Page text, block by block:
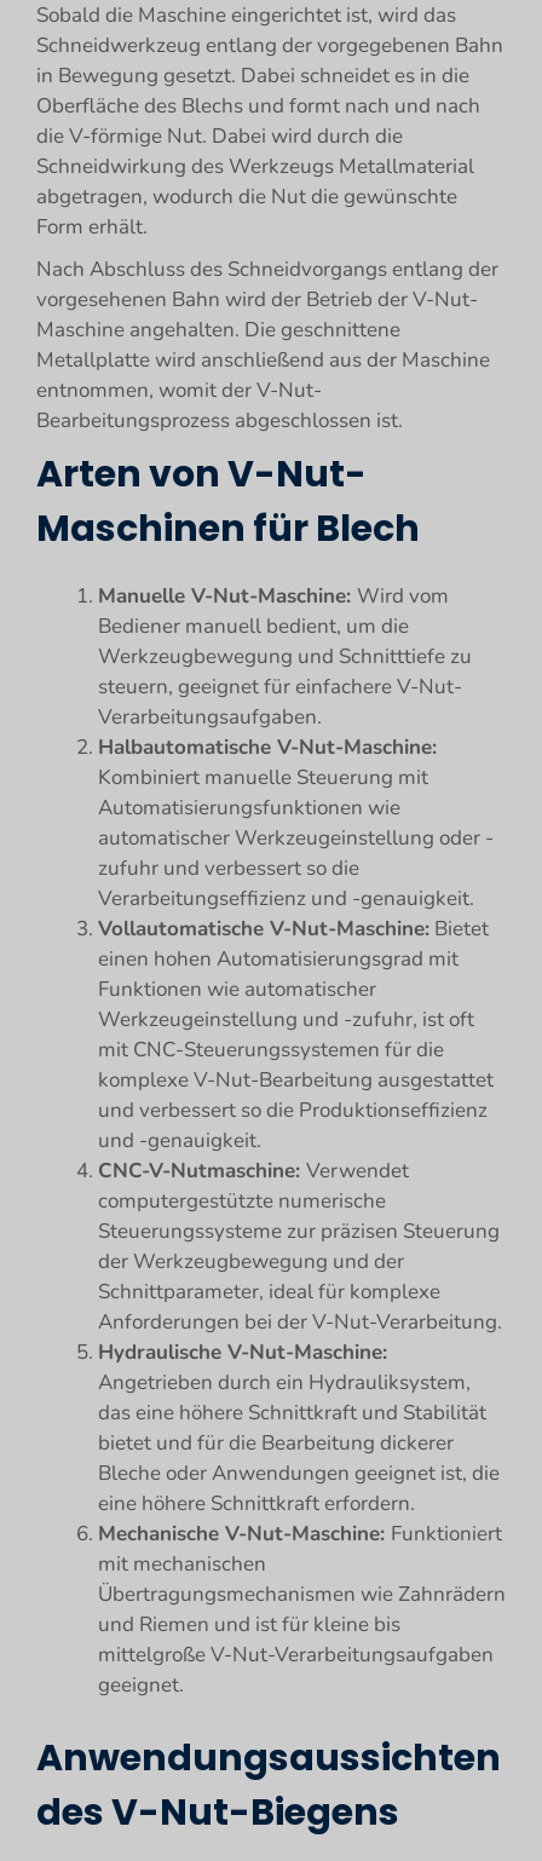
Sobald die Maschine eingerichtet ist, wird das
Schneidwerkzeug entlang der vorgegebenen Bahn
in Bewegung gesetzt. Dabei schneidet es in die
Oberfläche des Blechs und formt nach und nach
die V-förmige Nut. Dabei wird durch die
Schneidwirkung des Werkzeugs Metallmaterial
abgetragen, wodurch die Nut die gewünschte
Form erhält.
Nach Abschluss des Schneidvorgangs entlang der
vorgesehenen Bahn wird der Betrieb der V-Nut-
Maschine angehalten. Die geschnittene
Metallplatte wird anschließend aus der Maschine
entnommen, womit der V-Nut-
Bearbeitungsprozess abgeschlossen ist.
Arten von V-Nut-
Maschinen für Blech
Manuelle V-Nut-Maschine: Wird vom
Bediener manuell bedient, um die
Werkzeugbewegung und Schnitttiefe zu
steuern, geeignet für einfachere V-Nut-
Verarbeitungsaufgaben.
Halbautomatische V-Nut-Maschine:
Kombiniert manuelle Steuerung mit
Automatisierungsfunktionen wie
automatischer Werkzeugeinstellung oder -
zufuhr und verbessert so die
Verarbeitungseffizienz und -genauigkeit.
Vollautomatische V-Nut-Maschine: Bietet
einen hohen Automatisierungsgrad mit
Funktionen wie automatischer
Werkzeugeinstellung und -zufuhr, ist oft
mit CNC-Steuerungssystemen für die
komplexe V-Nut-Bearbeitung ausgestattet
und verbessert so die Produktionseffizienz
und -genauigkeit.
CNC-V-Nutmaschine: Verwendet
computergestützte numerische
Steuerungssysteme zur präzisen Steuerung
der Werkzeugbewegung und der
Schnittparameter, ideal für komplexe
Anforderungen bei der V-Nut-Verarbeitung.
Hydraulische V-Nut-Maschine:
Angetrieben durch ein Hydrauliksystem,
das eine höhere Schnittkraft und Stabilität
bietet und für die Bearbeitung dickerer
Bleche oder Anwendungen geeignet ist, die
eine höhere Schnittkraft erfordern.
Mechanische V-Nut-Maschine: Funktioniert
mit mechanischen
Übertragungsmechanismen wie Zahnrädern
und Riemen und ist für kleine bis
mittelgroße V-Nut-Verarbeitungsaufgaben
geeignet.
Anwendungsaussichten
des V-Nut-Biegens